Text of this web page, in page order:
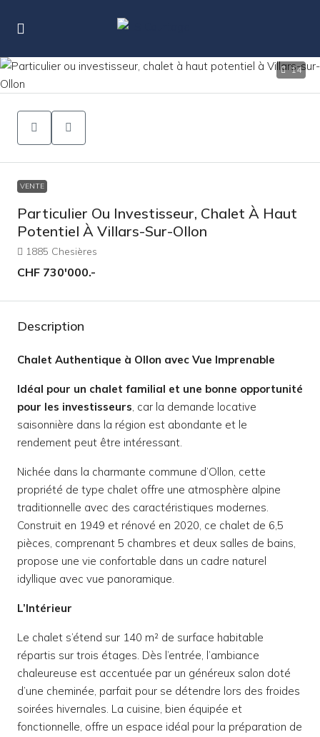
14
VENTE
Particulier Ou Investisseur, Chalet À Haut
Potentiel À Villars-Sur-Ollon
1885 Chesières
CHF 730'000.-
Description
Chalet Authentique à Ollon avec Vue Imprenable
Idéal pour un chalet familial et une bonne opportunité
pour les investisseurs, car la demande locative
saisonnière dans la région est abondante et le
rendement peut être intéressant.
Nichée dans la charmante commune d’Ollon, cette
propriété de type chalet offre une atmosphère alpine
traditionnelle avec des caractéristiques modernes.
Construit en 1949 et rénové en 2020, ce chalet de 6,5
pièces, comprenant 5 chambres et deux salles de bains,
propose une vie confortable dans un cadre naturel
idyllique avec vue panoramique.
L’Intérieur
Le chalet s’étend sur 140 m² de surface habitable
répartis sur trois étages. Dès l’entrée, l’ambiance
chaleureuse est accentuée par un généreux salon doté
d’une cheminée, parfait pour se détendre lors des froides
soirées hivernales. La cuisine, bien équipée et
fonctionnelle, offre un espace idéal pour la préparation de